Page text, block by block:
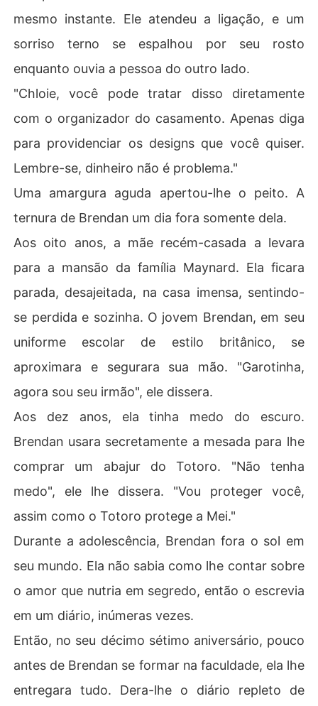
mesmo instante. Ele atendeu a ligação, e um
sorriso terno se espalhou por seu rosto
enquanto ouvia a pessoa do outro lado.
"Chloie, você pode tratar disso diretamente
com o organizador do casamento. Apenas diga
para providenciar os designs que você quiser.
Lembre-se, dinheiro não é problema."
Uma amargura aguda apertou-lhe o peito. A
ternura de Brendan um dia fora somente dela.
Aos oito anos, a mãe recém-casada a levara
para a mansão da família Maynard. Ela ficara
parada, desajeitada, na casa imensa, sentindo-
se perdida e sozinha. O jovem Brendan, em seu
uniforme escolar de estilo britânico, se
aproximara e segurara sua mão. "Garotinha,
agora sou seu irmão", ele dissera.
Aos dez anos, ela tinha medo do escuro.
Brendan usara secretamente a mesada para lhe
comprar um abajur do Totoro. "Não tenha
medo", ele lhe dissera. "Vou proteger você,
assim como o Totoro protege a Mei."
Durante a adolescência, Brendan fora o sol em
seu mundo. Ela não sabia como lhe contar sobre
o amor que nutria em segredo, então o escrevia
em um diário, inúmeras vezes.
Então, no seu décimo sétimo aniversário, pouco
antes de Brendan se formar na faculdade, ela lhe
entregara tudo. Dera-lhe o diário repleto de